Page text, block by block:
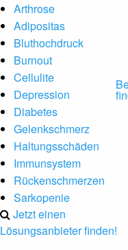
Arthrose
Adipositas
Bluthochdruck
Burnout
Cellulite
Depression
Diabetes
Gelenkschmerz
Haltungsschäden
Immunsystem
Rückenschmerzen
Sarkopenie
Jetzt einen
Lösungsanbieter finden!